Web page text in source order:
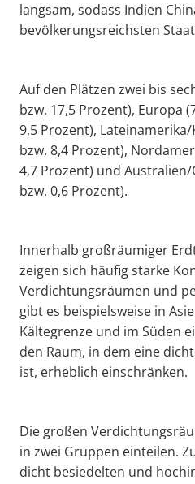
langsam, sodass Indien
bevölkerungsreichsten
Auf den Plätzen zwei bis
bzw. 17,5 Prozent), Europa
9,5 Prozent),
bzw. 8,4 Prozent),
4,7 Prozent) und
bzw. 0,6 Prozent).
Innerhalb großräumiger
zeigen sich häufig starke
Verdichtungsräumen und
gibt es beispielsweise in
Kältegrenze und im Süden
den Raum, in dem eine
ist, erheblich einschränken.
Die großen
in zwei Gruppen einteilen.
dicht besiedelten und